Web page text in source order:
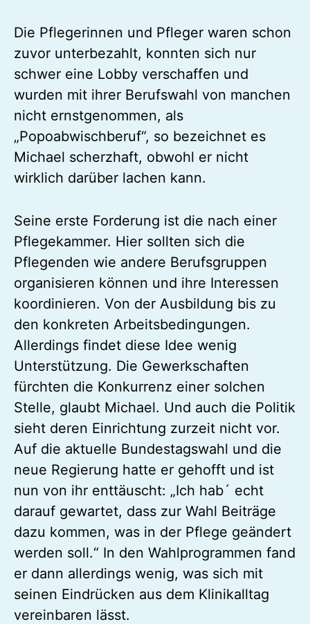
Die Pflegerinnen und Pfleger waren schon
zuvor unterbezahlt, konnten sich nur
schwer eine Lobby verschaffen und
wurden mit ihrer Berufswahl von manchen
nicht ernstgenommen, als
„Popoabwischberuf“, so bezeichnet es
Michael scherzhaft, obwohl er nicht
wirklich darüber lachen kann.
Seine erste Forderung ist die nach einer
Pflegekammer. Hier sollten sich die
Pflegenden wie andere Berufsgruppen
organisieren können und ihre Interessen
koordinieren. Von der Ausbildung bis zu
den konkreten Arbeitsbedingungen.
Allerdings findet diese Idee wenig
Unterstützung. Die Gewerkschaften
fürchten die Konkurrenz einer solchen
Stelle, glaubt Michael. Und auch die Politik
sieht deren Einrichtung zurzeit nicht vor.
Auf die aktuelle Bundestagswahl und die
neue Regierung hatte er gehofft und ist
nun von ihr enttäuscht: „Ich hab´ echt
darauf gewartet, dass zur Wahl Beiträge
dazu kommen, was in der Pflege geändert
werden soll.“ In den Wahlprogrammen fand
er dann allerdings wenig, was sich mit
seinen Eindrücken aus dem Klinikalltag
vereinbaren lässt.